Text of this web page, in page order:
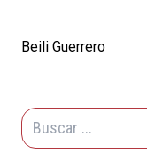
Beili Guerrero